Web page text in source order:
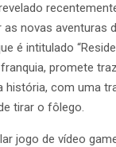
novas aventuras
é intitulado
promete
história, com uma
tirar o fôlego.
jogo de vídeo